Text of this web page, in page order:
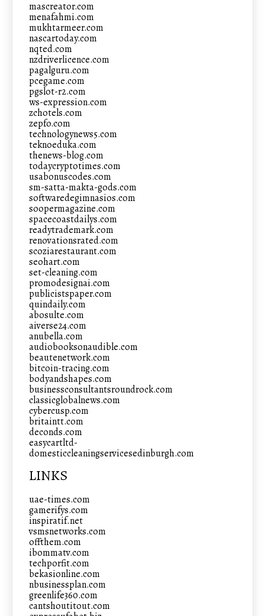
mascreator.com
menafahmi.com
mukhtarmeer.com
nascartoday.com
nqted.com
nzdriverlicence.com
pagalguru.com
pcegame.com
pgslot-r2.com
ws-expression.com
zchotels.com
zepfo.com
technologynews5.com
teknoeduka.com
thenews-blog.com
todaycryptotimes.com
usabonuscodes.com
sm-satta-makta-gods.com
softwaredegimnasios.com
soopermagazine.com
spacecoastdailys.com
readytrademark.com
renovationsrated.com
scoziarestaurant.com
seohart.com
set-cleaning.com
promodesignai.com
publicistspaper.com
quindaily.com
abosulte.com
aiverse24.com
anubella.com
audiobooksonaudible.com
beautenetwork.com
bitcoin-tracing.com
bodyandshapes.com
businessconsultantsroundrock.com
classicglobalnews.com
cybercusp.com
britaintt.com
deconds.com
easycartltd-
domesticcleaningservicesedinburgh.com
LINKS
uae-times.com
gamerifys.com
inspiratif.net
vsmsnetworks.com
offthem.com
ibommatv.com
techporfit.com
bekasionline.com
nbusinessplan.com
greenlife360.com
cantshoutitout.com